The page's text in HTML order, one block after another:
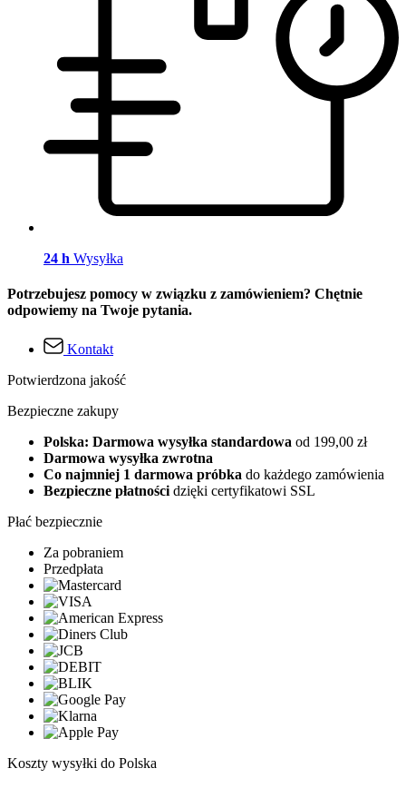
24 h Wysyłka
Potrzebujesz pomocy w związku z zamówieniem? Chętnie
odpowiemy na Twoje pytania.
Kontakt
Potwierdzona jakość
Bezpieczne zakupy
Polska: Darmowa wysyłka standardowa od 199,00 zł
Darmowa wysyłka zwrotna
Co najmniej 1 darmowa próbka do każdego zamówienia
Bezpieczne płatności dzięki certyfikatowi SSL
Płać bezpiecznie
Za pobraniem
Przedpłata
Koszty wysyłki do Polska